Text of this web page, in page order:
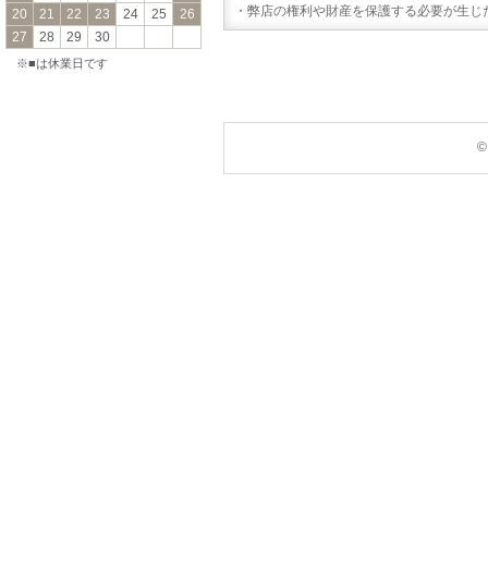
20
21 22 23 24 25
26
27
28 29 30
※■は休業日です
・弊店の権利や財産を保護する必要が生じ
©